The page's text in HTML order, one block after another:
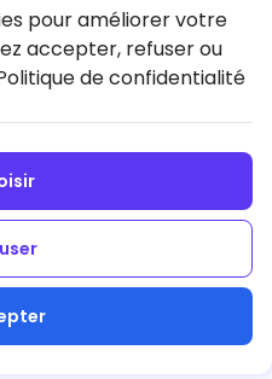
pour lancer la
pour améliorer votre
accepter, refuser ou
de confidentialité